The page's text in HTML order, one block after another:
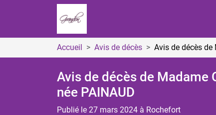
Accueil Avis de décès Avis de décès de
Avis de décès de Madame
née PAINAUD
Publié le 27 mars 2024 à Rochefort